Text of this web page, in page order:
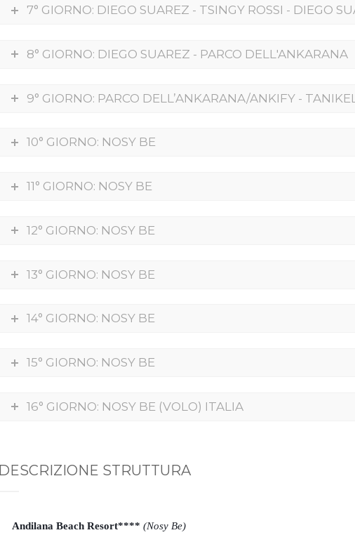
7° GIORNO: DIEGO SUAREZ - TSINGY ROSSI - DIEGO
8° GIORNO: DIEGO SUAREZ - PARCO DELL'ANKARANA
9° GIORNO: PARCO DELL’ANKARANA/ANKIFY -
10° GIORNO: NOSY BE
11° GIORNO: NOSY BE
12° GIORNO: NOSY BE
13° GIORNO: NOSY BE
14° GIORNO: NOSY BE
15° GIORNO: NOSY BE
16° GIORNO: NOSY BE (VOLO) ITALIA
DESCRIZIONE STRUTTURA
Andilana Beach Resort**** (Nosy Be)